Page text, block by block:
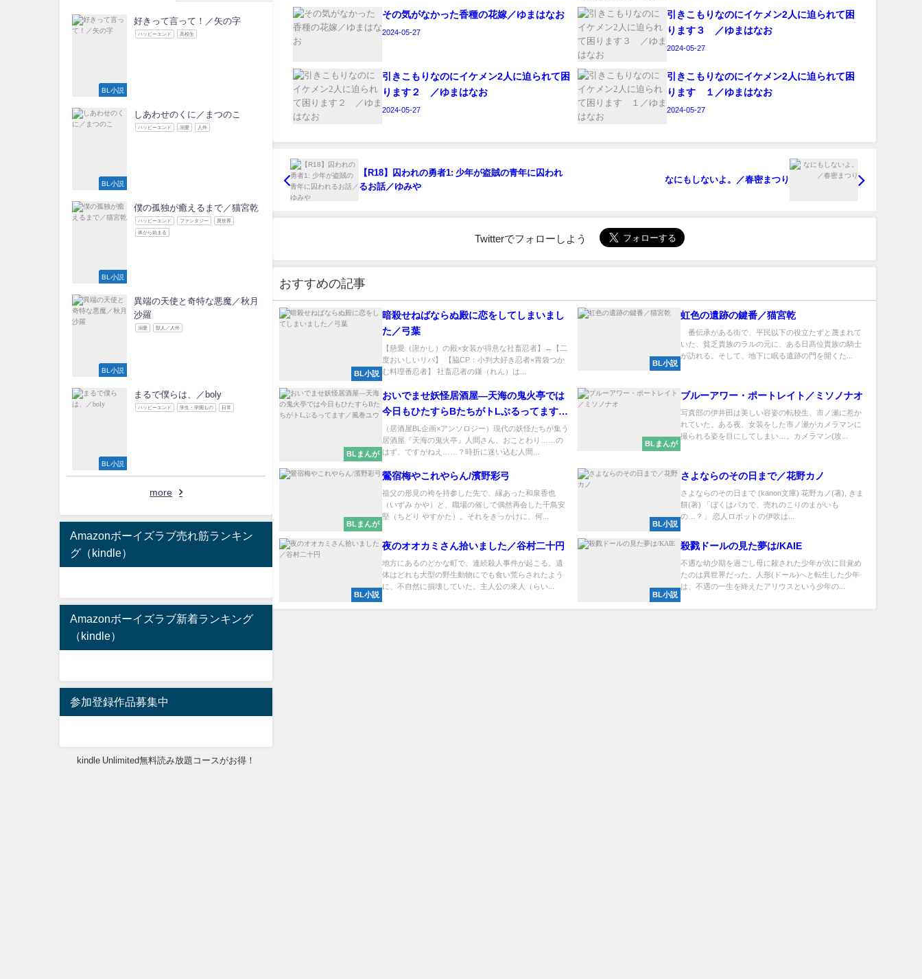
その気がなかった香種の花嫁／ゆまはなお
2024-05-27
引きこもりなのにイケメン2人に迫られて困
ります３ ／ゆまはなお
2024-05-27
引きこもりなのにイケメン2人に迫られて困
ります２ ／ゆまはなお
2024-05-27
引きこもりなのにイケメン2人に迫られて困
ります １／ゆまはなお
2024-05-27
【R18】囚われの勇者1: 少年が盗賊の青年に囚われ
るお話／ゆみや
なにもしないよ。／春密まつり
Twitterでフォローしよう
おすすめの記事
BL小説
暗殺せねばならぬ殿に恋をしてしまいまし
た／弓葉
【慈愛（誑かし）の殿×女装が得意な社畜忍者】←【二
度おいしいリバ】 【脇CP：小判大好き忍者×胃袋つか
む料理番忍者】 社畜忍者の鎌（れん）は...
BL小説
虹色の遺跡の鍵番／猫宮乾
番伝承がある街で、平民以下の役立たずと蔑まれて
いた、貧乏貴族のラルの元に、ある日高位貴族の騎士
が訪れる。そして、地下に眠る遺跡の門を開くた...
BLまんが
おいでませ妖怪居酒屋―天海の鬼火亭では
今日もひたすらBたちがトLぶるってます／
風巻ユウ
（居酒屋BL企画×アンソロジー）現代の妖怪たちが集う
居酒屋『天海の鬼火亭』人間さん、おことわり……の
はず、ですがねえ……？時折に迷い込む人間...
BLまんが
ブルーアワー・ポートレイト／ミソノナオ
写真部の伊井田は美しい容姿の転校生、市ノ瀬に惹か
れていた。ある夜、女装をした市ノ瀬がカメラマンに
撮られる姿を目にしてしまい…。カメラマン(攻...
BLまんが
鶯宿梅やこれやらん/濱野彩弓
祖父の形見の袴を持参した先で、縁あった和泉香也
（いずみ かや）と、職場の催しで偶然再会した千鳥安
堅（ちどり やすかた）。それをきっかけに、何...
BL小説
さよならのその日まで／花野カノ
さよならのその日まで (kanon文庫) 花野カノ(著), きま
餅(著) 「ぼくはバカで、売れのこりのまがいも
の…？」 恋人ロボットの伊吹は...
BL小説
夜のオオカミさん拾いました／谷村二十円
地方にあるのどかな町で、連続殺人事件が起こる。遺
体はどれも大型の野生動物にでも食い荒らされたよう
に、不自然に損壊していた。主人公の來人（らい...
BL小説
殺戮ドールの見た夢は/KAIE
不遇な幼少期を過ごし母に殺された少年が次に目覚め
たのは異世界だった。人形(ドール)へと転生した少年
は、不遇の一生を終えたアリウスという少年の...
BL小説
好きって言って！／矢の字
ハッピーエンド 高校生
BL小説
しあわせのくに／まつのこ
ハッピーエンド 溺愛 人外
BL小説
僕の孤独が癒えるまで／猫宮乾
ハッピーエンド ファンタジー 異世界
体から始まる
BL小説
異端の天使と奇特な悪魔／秋月
沙羅
溺愛 獣人／人外
BL小説
まるで僕らは、／boly
ハッピーエンド 学生・学園もの 日常
more
Amazonボーイズラブ売れ筋ランキン
グ（kindle）
Amazonボーイズラブ新着ランキング
（kindle）
参加登録作品募集中
kindle Unlimited無料読み放題コースがお得！